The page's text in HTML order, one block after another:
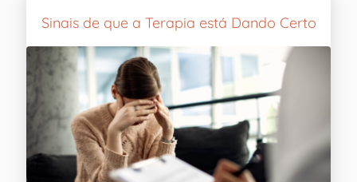
Sinais de que a Terapia está Dando Certo